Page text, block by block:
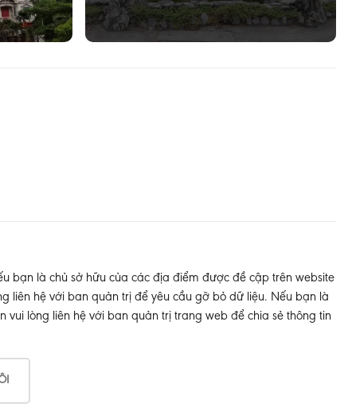
bạn là chủ sở hữu của các địa điểm được đề cập trên website
liên hệ với ban quản trị để yêu cầu gỡ bỏ dữ liệu. Nếu bạn là
lòng liên hệ với ban quản trị trang web để chia sẻ thông tin